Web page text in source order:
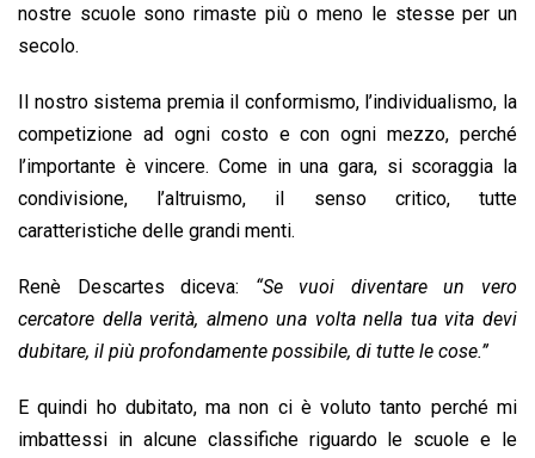
nostre scuole sono rimaste più o meno le stesse per un
secolo.
Il nostro sistema premia il conformismo, l’individualismo, la
competizione ad ogni costo e con ogni mezzo, perché
l’importante è vincere. Come in una gara, si scoraggia la
condivisione, l’altruismo, il senso critico, tutte
caratteristiche delle grandi menti.
Renè Descartes diceva: “Se vuoi diventare un vero
cercatore della verità, almeno una volta nella tua vita devi
dubitare, il più profondamente possibile, di tutte le cose.”
E quindi ho dubitato, ma non ci è voluto tanto perché mi
imbattessi in alcune classifiche riguardo le scuole e le